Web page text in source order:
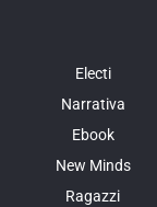
Electi
Narrativa
Ebook
New Minds
Ragazzi